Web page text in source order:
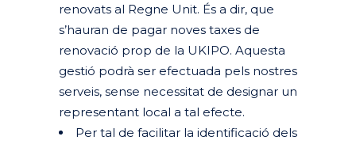
renovats al Regne Unit. És a dir, que
s’hauran de pagar noves taxes de
renovació prop de la UKIPO. Aquesta
gestió podrà ser efectuada pels nostres
serveis, sense necessitat de designar un
representant local a tal efecte.
Per tal de facilitar la identificació dels